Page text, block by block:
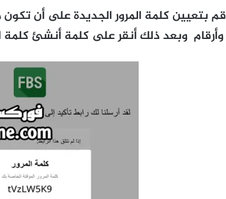
قم بتعيين كلمة المرور الجديدة على أن
وأرقام وبعد ذلك أنقر على كلمة أنشئ كلمة